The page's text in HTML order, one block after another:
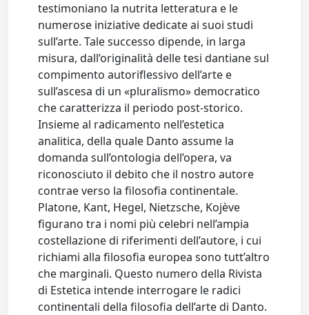
testimoniano la nutrita letteratura e le
numerose iniziative dedicate ai suoi studi
sull’arte. Tale successo dipende, in larga
misura, dall’originalità delle tesi dantiane sul
compimento autoriflessivo dell’arte e
sull’ascesa di un «pluralismo» democratico
che caratterizza il periodo post-storico.
Insieme al radicamento nell’estetica
analitica, della quale Danto assume la
domanda sull’ontologia dell’opera, va
riconosciuto il debito che il nostro autore
contrae verso la filosofia continentale.
Platone, Kant, Hegel, Nietzsche, Kojève
figurano tra i nomi più celebri nell’ampia
costellazione di riferimenti dell’autore, i cui
richiami alla filosofia europea sono tutt’altro
che marginali. Questo numero della Rivista
di Estetica intende interrogare le radici
continentali della filosofia dell’arte di Danto.